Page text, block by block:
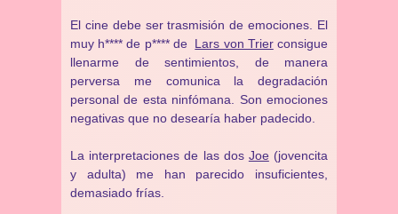
El cine debe ser trasmisión de emociones. El
muy h**** de p**** de Lars von Trierconsigue
llenarme de sentimientos, de manera
perversa me comunica la degradación
personal de esta ninfómana. Son emociones
negativas que no desearía haber padecido.
La interpretaciones de las dos Joe (jovencita
y adulta) me han parecido insuficientes,
demasiado frías.